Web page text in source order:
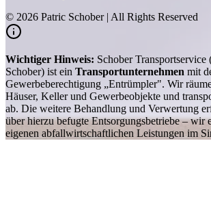
© 2026 Patric Schober | All Rights Reserved
Wichtiger Hinweis: Schober Transportservice
Schober) ist ein Transportunternehmen mit
Gewerbeberechtigung „Entrümpler". Wir
Häuser, Keller und Gewerbeobjekte und
ab. Die weitere Behandlung und Verwertung
über hierzu befugte Entsorgungsbetriebe – wir
eigenen abfallwirtschaftlichen Leistungen im